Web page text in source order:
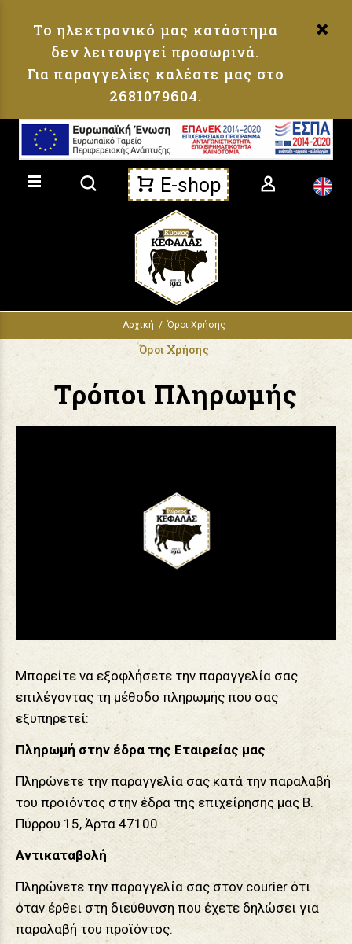
Το ηλεκτρονικό μας κατάστημα
δεν λειτουργεί προσωρινά.
Για παραγγελίες καλέστε μας στο
2681079604.
Αναζήτηση προϊόντων
E-shop
Αρχική Όροι Χρήσης
Όροι Χρήσης
Τρόποι Πληρωμής
Μπορείτε να εξοφλήσετε την παραγγελία σας
επιλέγοντας τη μέθοδο πληρωμής που σας
εξυπηρετεί:
Πληρωμή στην έδρα της Εταιρείας μας
Πληρώνετε την παραγγελία σας κατά την παραλαβή
του προϊόντος στην έδρα της επιχείρησης μας Β.
Πύρρου 15, Άρτα 47100.
Αντικαταβολή
Πληρώνετε την παραγγελία σας στον courier ότι
όταν έρθει στη διεύθυνση που έχετε δηλώσει για
παραλαβή του προϊόντος.